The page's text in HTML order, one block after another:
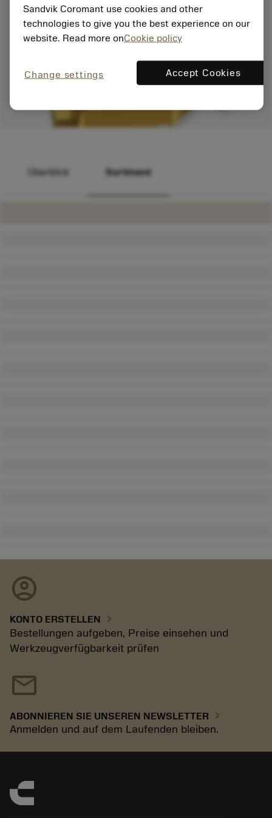
Überblick Sortiment
account_circle
KONTO ERSTELLEN chevron_right
Bestellungen aufgeben, Preise einsehen und
Werkzeugverfügbarkeit prüfen
mail
ABONNIEREN SIE UNSEREN NEWSLETTER chevron_right
Anmelden und auf dem Laufenden bleiben.
Sandvik Coromant use cookies and other
technologies to give you the best experience on our
website. Read more onCookie policy
Change settings Accept Cookies